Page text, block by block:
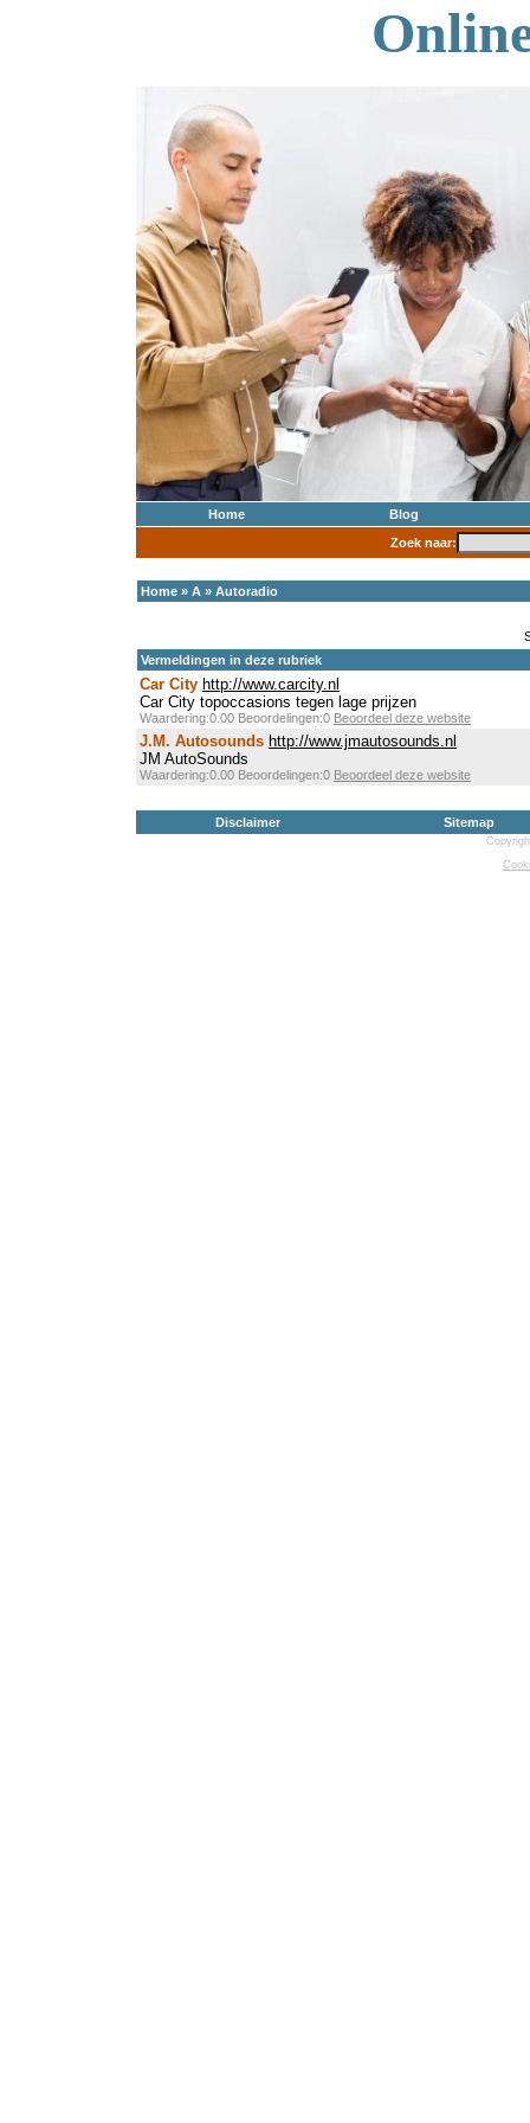
Home
Blog
Zoek naar:
Home » A » Autoradio
Vermeldingen in deze rubriek
Car City http://www.carcity.nl
Car City topoccasions tegen lage prijzen
Waardering:0.00 Beoordelingen:0 Beoordeel deze website
J.M. Autosounds http://www.jmautosounds.nl
JM AutoSounds
Waardering:0.00 Beoordelingen:0 Beoordeel deze website
Disclaimer Sitemap